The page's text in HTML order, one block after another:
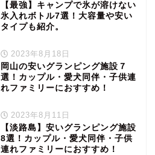
【最強】キャンプで氷が溶けない
氷入れボトル7選！大容量や安い
タイプも紹介。
2023年8月18日
岡山の安いグランピング施設７
選！カップル・愛犬同伴・子供連
れファミリーにおすすめ！
2023年8月11日
【淡路島】安いグランピング施設
8選！カップル・愛犬同伴・子供
連れファミリーにおすすめ！